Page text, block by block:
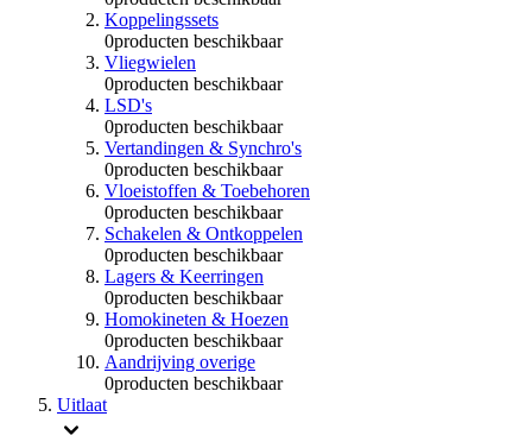
Koppelingssets
0producten beschikbaar
Vliegwielen
0producten beschikbaar
LSD's
0producten beschikbaar
Vertandingen & Synchro's
0producten beschikbaar
Vloeistoffen & Toebehoren
0producten beschikbaar
Schakelen & Ontkoppelen
0producten beschikbaar
Lagers & Keerringen
0producten beschikbaar
Homokineten & Hoezen
0producten beschikbaar
Aandrijving overige
0producten beschikbaar
Uitlaat